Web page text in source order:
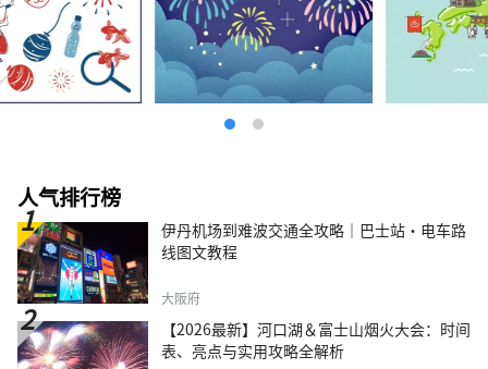
人气排行榜
伊丹机场到难波交通全攻略｜巴士站・电车路
线图文教程
大阪府
【2026最新】河口湖＆富士山烟火大会：时间
表、亮点与实用攻略全解析